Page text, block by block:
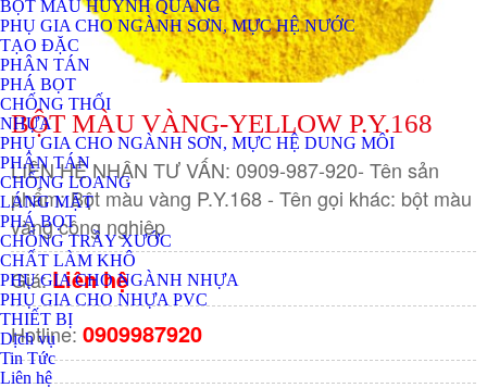
BỘT MÀU HUỲNH QUANG
PHỤ GIA CHO NGÀNH SƠN, MỰC HỆ NƯỚC
TẠO ĐẶC
PHÂN TÁN
PHÁ BỌT
CHỐNG THỐI
NHỰA
PHỤ GIA CHO NGÀNH SƠN, MỰC HỆ DUNG MÔI
PHÂN TÁN
CHỐNG LOANG
LÁNG MẶT
PHÁ BỌT
CHỐNG TRẦY XƯỚC
CHẤT LÀM KHÔ
PHỤ GIA CHO NGÀNH NHỰA
PHỤ GIA CHO NHỰA PVC
THIẾT BỊ
Dịch vụ
Tin Tức
Liên hệ
BỘT MÀU VÀNG-YELLOW P.Y.168
LIÊN HỆ NHẬN TƯ VẤN: 0909-987-920- Tên sản
phẩm: Bột màu vàng P.Y.168 - Tên gọi khác: bột màu
vàng công nghiệp
Giá:Liên hệ
Hotline: 0909987920